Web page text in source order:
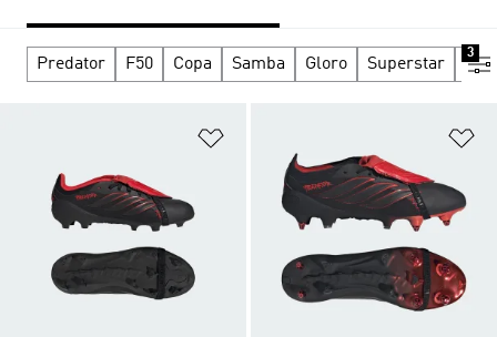
Predator F50 Copa Samba Gloro Superstar
3